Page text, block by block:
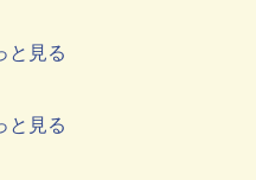
と見る
と見る